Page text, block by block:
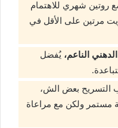
روتين شهري للاهتمام
مرتين على الأقل في
الناعم، يُفضل
التسريح بعض الش،
مستمر ولكن مع مراعاة